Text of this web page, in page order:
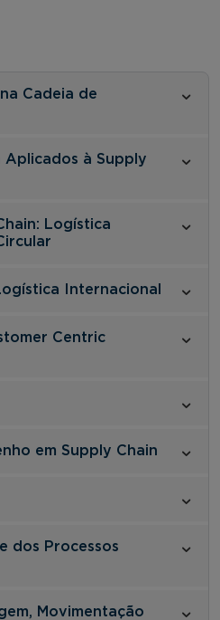
Cadeia de
Aplicados à Supply
Logística
Internacional
Centric
em Supply Chain
dos Processos
Movimentação